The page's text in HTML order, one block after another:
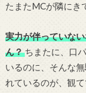
たまたMCが隣にき
実力が伴っていな
ん？ちまたに、口
いるのに、そんな
れているのが、観